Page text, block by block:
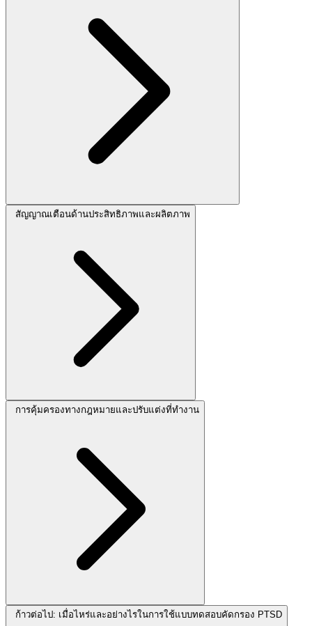
สัญญาณเตือนด้านประสิทธิภาพและผลิตภาพ
การคุ้มครองทางกฎหมายและปรับแต่งที่ทำงาน
ก้าวต่อไป: เมื่อไหร่และอย่างไรในการใช้แบบทดสอบคัดกรอง PTSD